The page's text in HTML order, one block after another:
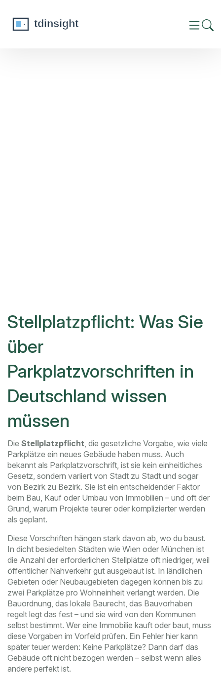
Stellplatzpflicht: Was Sie
über
Parkplatzvorschriften in
Deutschland wissen
müssen
Die Stellplatzpflicht, die gesetzliche Vorgabe, wie viele
Parkplätze ein neues Gebäude haben muss. Auch
bekannt als Parkplatzvorschrift, ist sie kein einheitliches
Gesetz, sondern variiert von Stadt zu Stadt und sogar
von Bezirk zu Bezirk. Sie ist ein entscheidender Faktor
beim Bau, Kauf oder Umbau von Immobilien – und oft der
Grund, warum Projekte teurer oder komplizierter werden
als geplant.
Diese Vorschriften hängen stark davon ab, wo du baust.
In dicht besiedelten Städten wie Wien oder München ist
die Anzahl der erforderlichen Stellplätze oft niedriger, weil
öffentlicher Nahverkehr gut ausgebaut ist. In ländlichen
Gebieten oder Neubaugebieten dagegen können bis zu
zwei Parkplätze pro Wohneinheit verlangt werden. Die
Bauordnung, das lokale Baurecht, das Bauvorhaben
regelt legt das fest – und sie wird von den Kommunen
selbst bestimmt. Wer eine Immobilie kauft oder baut, muss
diese Vorgaben im Vorfeld prüfen. Ein Fehler hier kann
später teuer werden: Keine Parkplätze? Dann darf das
Gebäude oft nicht bezogen werden – selbst wenn alles
andere perfekt ist.